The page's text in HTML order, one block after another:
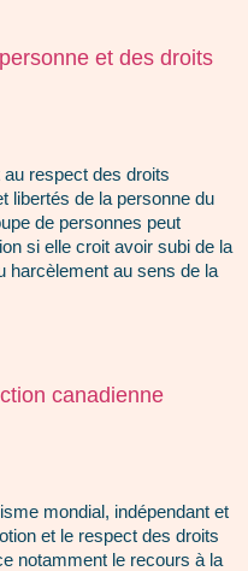
et des droits
respect des droits
libertés de la personne du
de personnes peut
si elle croit avoir subi de la
harcèlement au sens de la
canadienne
mondial, indépendant et
et le respect des droits
notamment le recours à la